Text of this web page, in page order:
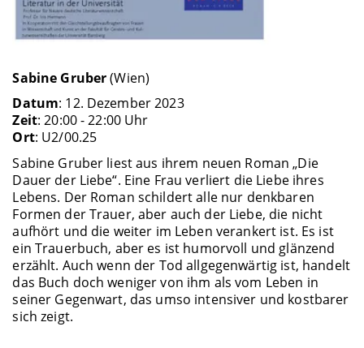
Sabine Gruber(Wien)
Datum: 12. Dezember 2023
Zeit: 20:00 - 22:00 Uhr
Ort: U2/00.25
Sabine Gruber liest aus ihrem neuen Roman „Die
Dauer der Liebe“. Eine Frau verliert die Liebe ihres
Lebens. Der Roman schildert alle nur denkbaren
Formen der Trauer, aber auch der Liebe, die nicht
aufhört und die weiter im Leben verankert ist. Es ist
ein Trauerbuch, aber es ist humorvoll und glänzend
erzählt. Auch wenn der Tod allgegenwärtig ist, handelt
das Buch doch weniger von ihm als vom Leben in
seiner Gegenwart, das umso intensiver und kostbarer
sich zeigt.